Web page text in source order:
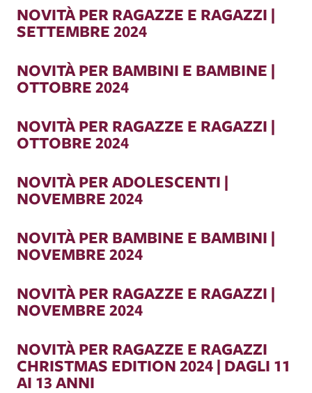
NOVITÀ PER RAGAZZE E RAGAZZI |
SETTEMBRE 2024
NOVITÀ PER BAMBINI E BAMBINE |
OTTOBRE 2024
NOVITÀ PER RAGAZZE E RAGAZZI |
OTTOBRE 2024
NOVITÀ PER ADOLESCENTI |
NOVEMBRE 2024
NOVITÀ PER BAMBINE E BAMBINI |
NOVEMBRE 2024
NOVITÀ PER RAGAZZE E RAGAZZI |
NOVEMBRE 2024
NOVITÀ PER RAGAZZE E RAGAZZI
CHRISTMAS EDITION 2024 | DAGLI 11
AI 13 ANNI